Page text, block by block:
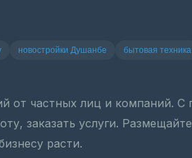
новостройки Душанбе бытовая техника
от частных лиц и компаний.
заказать услуги.
расти.